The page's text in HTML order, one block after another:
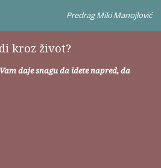
Predrag Miki Manojlović
kroz život?
daje snagu da idete napred, da